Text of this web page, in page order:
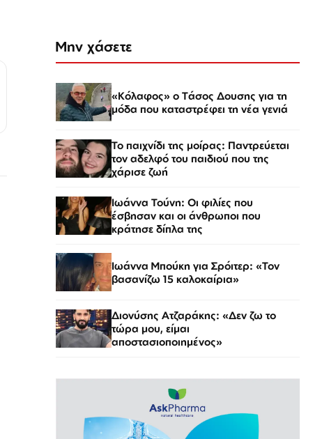
Μην χάσετε
«Κόλαφος» o Tάσος Δουσης για τη
μόδα που καταστρέφει τη νέα γενιά
Το παιχνίδι της μοίρας: Παντρεύεται
τον αδελφό του παιδιού που της
χάρισε ζωή
Ιωάννα Τούνη: Οι φιλίες που
έσβησαν και οι άνθρωποι που
κράτησε δίπλα της
Ιωάννα Μπούκη για Σρόιτερ: «Τον
βασανίζω 15 καλοκαίρια»
Διονύσης Ατζαράκης: «Δεν ζω το
τώρα μου, είμαι
αποστασιοποιημένος»